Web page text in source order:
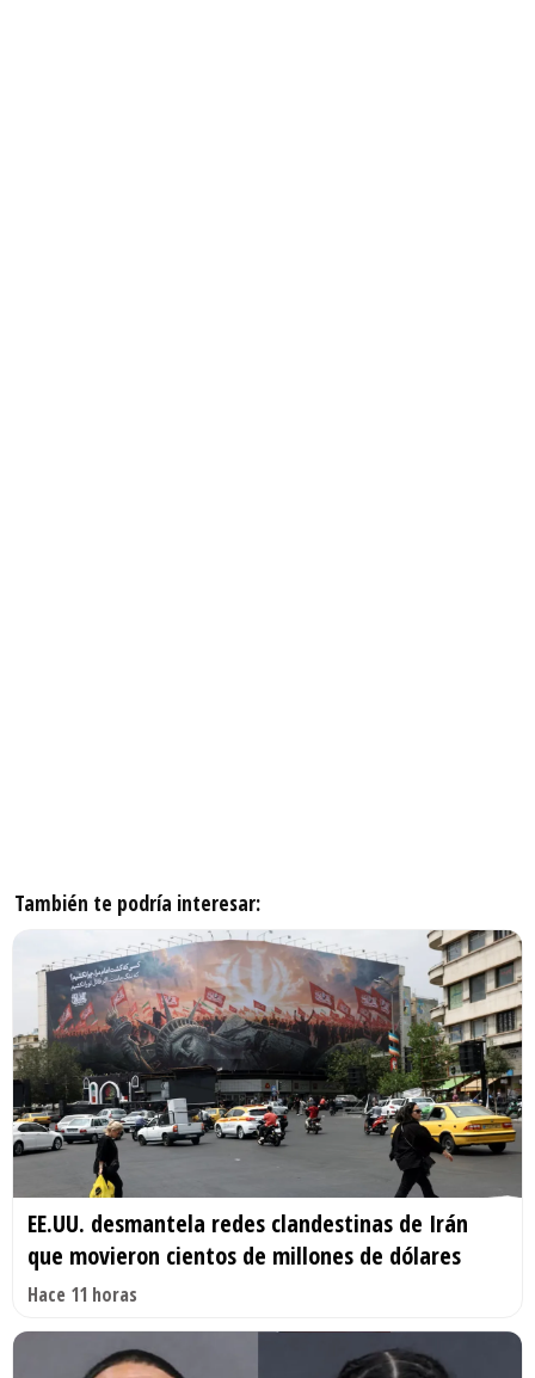
También te podría interesar:
EE.UU. desmantela redes clandestinas de Irán
que movieron cientos de millones de dólares
Hace 11 horas